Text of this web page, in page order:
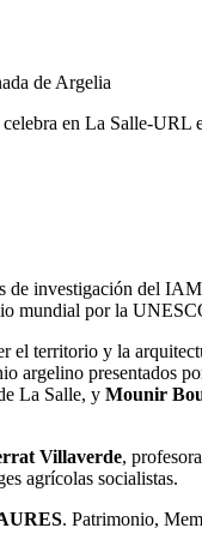
de Argelia
en La Salle-URL
de investigación del
mundial por la
territorio y la
argelino presentados
La Salle, y Mounir
Villaverde,
agrícolas socialistas.
. Patrimonio,